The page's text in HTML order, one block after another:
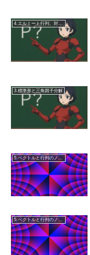
3.標準形と三角因子分解
5.ベクトルと行列のノルム
5.ベクトルと行列のノルム